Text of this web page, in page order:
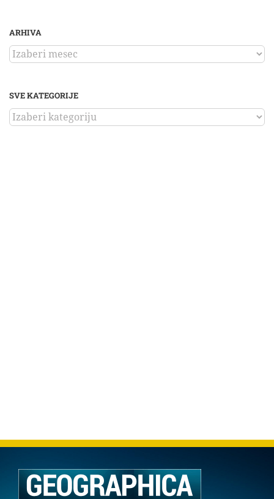
ARHIVA
ARHIVA
SVE KATEGORIJE
SVE
KATEGORIJE